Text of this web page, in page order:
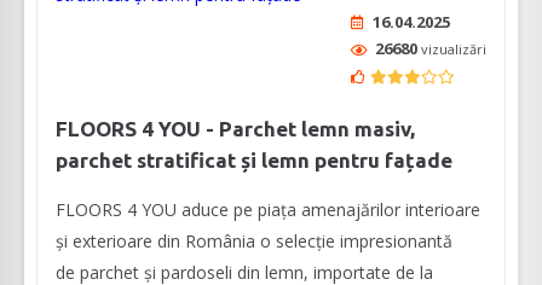
16.04.2025
26680 vizualizări
FLOORS 4 YOU - Parchet lemn masiv,
parchet stratificat și lemn pentru fațade
FLOORS 4 YOU aduce pe piața amenajărilor interioare
și exterioare din România o selecție impresionantă
de parchet și pardoseli din lemn, importate de la